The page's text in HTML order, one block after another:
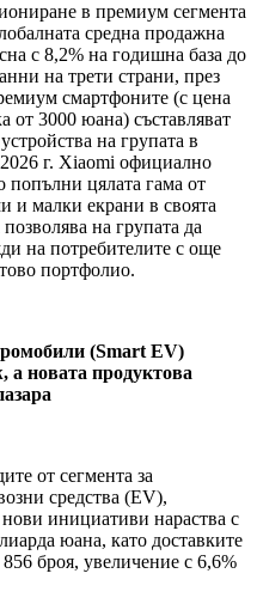
в премиум сегмента
средна продажна
с 8,2% на годишна база до
на трети страни, през
смартфоните (с цена
от 3000 юана) съставляват
на групата в
г. Xiaomi официално
попълни цялата гама от
и малки екрани в своята
на групата да
на потребителите с още
портфолио.
(Smart EV)
а новата продуктова
от сегмента за
средства (EV),
инициативи нараства с
юана, като доставките
броя, увеличение с 6,6%